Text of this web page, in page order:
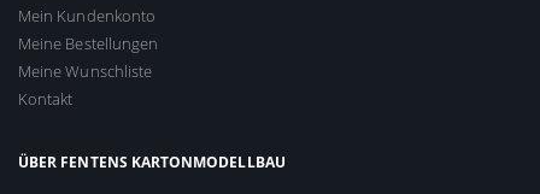
Mein Kundenkonto
Meine Bestellungen
Meine Wunschliste
Kontakt
ÜBER FENTENS KARTONMODELLBAU